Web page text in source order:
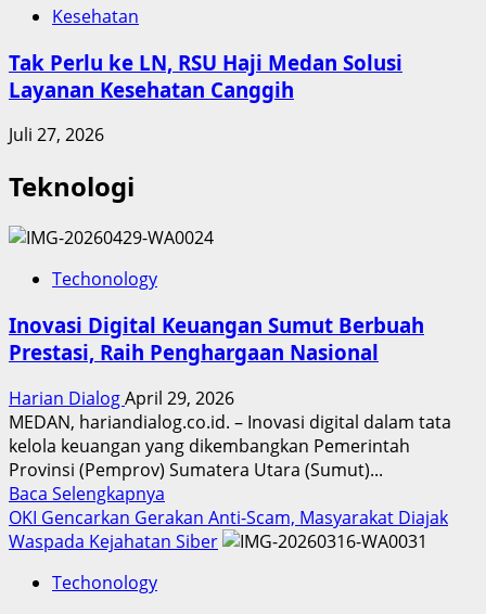
Kesehatan
Tak Perlu ke LN, RSU Haji Medan Solusi
Layanan Kesehatan Canggih
Juli 27, 2026
Teknologi
Techonology
Inovasi Digital Keuangan Sumut Berbuah
Prestasi, Raih Penghargaan Nasional
Harian DialogApril 29, 2026
MEDAN, hariandialog.co.id. – Inovasi digital dalam tata
kelola keuangan yang dikembangkan Pemerintah
Provinsi (Pemprov) Sumatera Utara (Sumut)...
Baca Selengkapnya
more
about
OKI Gencarkan Gerakan Anti-Scam, Masyarakat Diajak
Waspada Kejahatan Siber
Techonology